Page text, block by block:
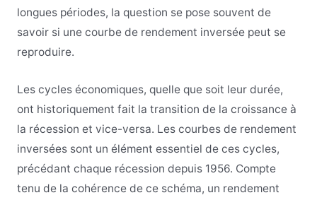
longues périodes, la question se pose souvent de
savoir si une courbe de rendement inversée peut se
reproduire.
Les cycles économiques, quelle que soit leur durée,
ont historiquement fait la transition de la croissance à
la récession et vice-versa. Les courbes de rendement
inversées sont un élément essentiel de ces cycles,
précédant chaque récession depuis 1956. Compte
tenu de la cohérence de ce schéma, un rendement